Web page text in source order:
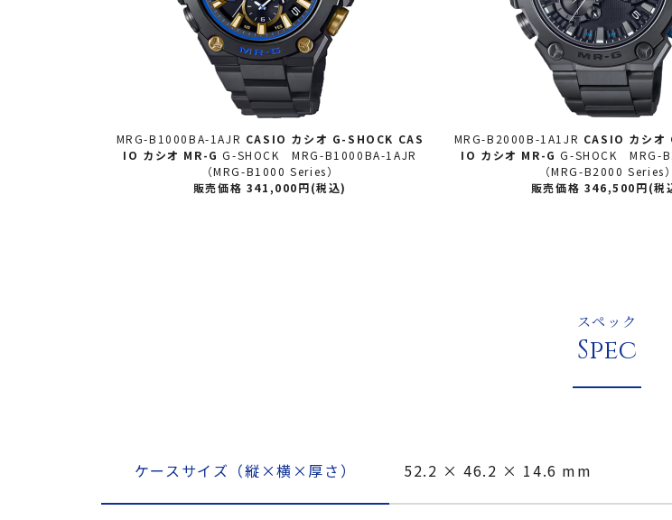
MRG-B1000BA-1AJR CASIO カシオ G-SHOCK CAS
IO カシオ MR-GG-SHOCK MRG-B1000BA-1AJR
（MRG-B1000 Series）
販売価格 341,000円(税込)
MRG-B2000B-1A1JR CASIO カシオ
IO カシオ MR-GG-SHOCK MRG-
（MRG-B2000 Series）
販売価格 346,500円(税
スペック
Spec
ケースサイズ（縦×横×厚さ） 52.2 × 46.2 × 14.6 mm